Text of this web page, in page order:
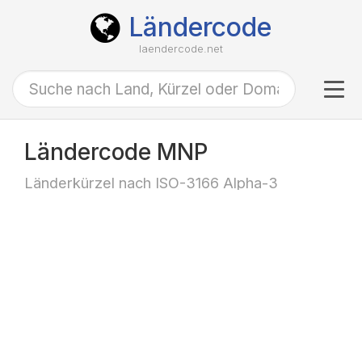
Ländercode
laendercode.net
Ländercode MNP
Länderkürzel nach ISO-3166 Alpha-3